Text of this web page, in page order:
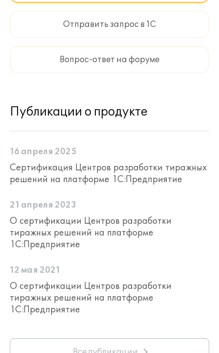
Отправить запрос в 1С
Вопрос-ответ на форуме
Публикации о продукте
16 апреля 2025
Сертификация Центров разработки тиражных
решений на платформе 1С:Предприятие
21 апреля 2023
О сертификации Центров разработки
тиражных решений на платформе
1С:Предприятие
12 мая 2021
О сертификации Центров разработки
тиражных решений на платформе
1С:Предприятие